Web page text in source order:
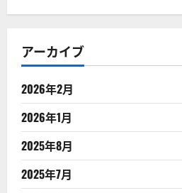
アーカイブ
2026年2月
2026年1月
2025年8月
2025年7月